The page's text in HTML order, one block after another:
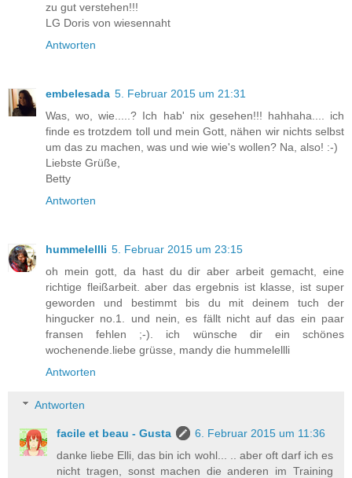
zu gut verstehen!!!
LG Doris von wiesennaht
Antworten
embelesada 5. Februar 2015 um 21:31
Was, wo, wie.....? Ich hab' nix gesehen!!! hahhaha.... ich
finde es trotzdem toll und mein Gott, nähen wir nichts selbst
um das zu machen, was und wie wie's wollen? Na, also! :-)
Liebste Grüße,
Betty
Antworten
hummelellli 5. Februar 2015 um 23:15
oh mein gott, da hast du dir aber arbeit gemacht, eine
richtige fleißarbeit. aber das ergebnis ist klasse, ist super
geworden und bestimmt bis du mit deinem tuch der
hingucker no.1. und nein, es fällt nicht auf das ein paar
fransen fehlen ;-). ich wünsche dir ein schönes
wochenende.liebe grüsse, mandy die hummelellli
Antworten
Antworten
facile et beau - Gusta
6. Februar 2015 um 11:36
danke liebe Elli, das bin ich wohl... .. aber oft darf ich es
nicht tragen, sonst machen die anderen im Training